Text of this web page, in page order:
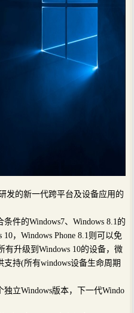
发的新一代跨平台及设备应用的
件的Windows7、Windows 8.1的
，Windows Phone 8.1则可以免
有升级到Windows 10的设备，微
持(所有windows设备生命周期
立Windows版本，下一代Windo